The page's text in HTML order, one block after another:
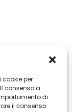
cookie per
consenso a
di
il consenso